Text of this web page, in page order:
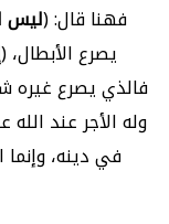
فهنا قال: (ليس
يصرع الأبطال، (
فالذي يصرع غيره
وله الأجر عند
في دينه،